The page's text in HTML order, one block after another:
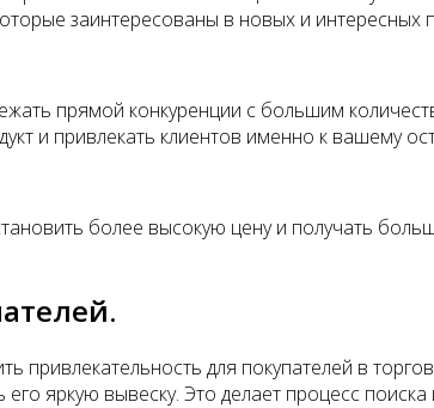
заинтересованы в новых и интересных
прямой конкуренции с большим
и привлекать клиентов именно к вашему
более высокую цену и получать
для покупателей в
яркую вывеску. Это делает процесс